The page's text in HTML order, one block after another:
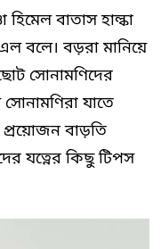
হিমেল বাতাস হাল্কা
বলে। বড়রা মানিয়ে
সোনামণিদের
যাতে
প্রয়োজন বাড়তি
যত্নের কিছু টিপস